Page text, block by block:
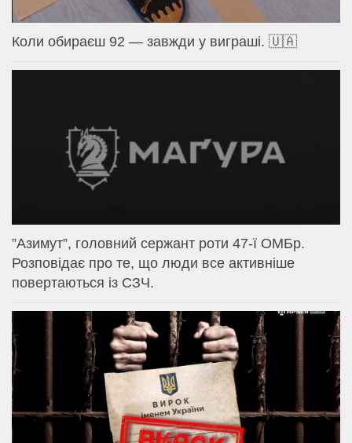
Коли обираєш 92 — завжди у виграші. 🇺🇦
⁨”Азимут”, головний сержант роти 47-ї ОМБр.
Розповідає про те, що люди все активніше
повертаються із СЗЧ.